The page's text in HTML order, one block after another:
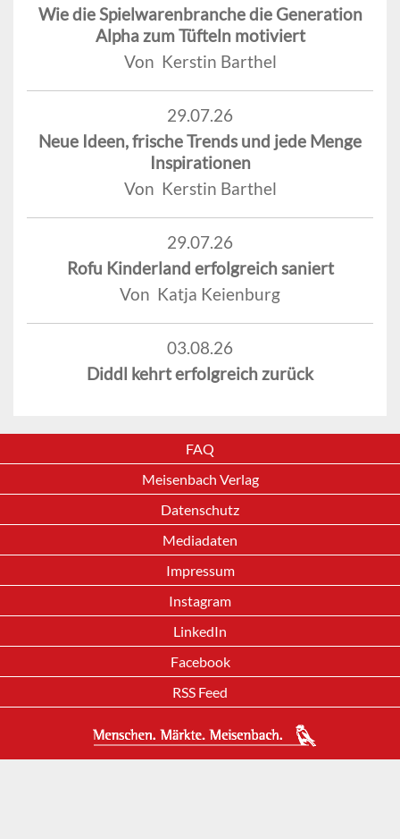
Wie die Spielwarenbranche die Generation
Alpha zum Tüfteln motiviert
Von Kerstin Barthel
29.07.26
Neue Ideen, frische Trends und jede Menge
Inspirationen
Von Kerstin Barthel
29.07.26
Rofu Kinderland erfolgreich saniert
Von Katja Keienburg
03.08.26
Diddl kehrt erfolgreich zurück
FAQ
Meisenbach Verlag
Datenschutz
Mediadaten
Impressum
Instagram
LinkedIn
Facebook
RSS Feed